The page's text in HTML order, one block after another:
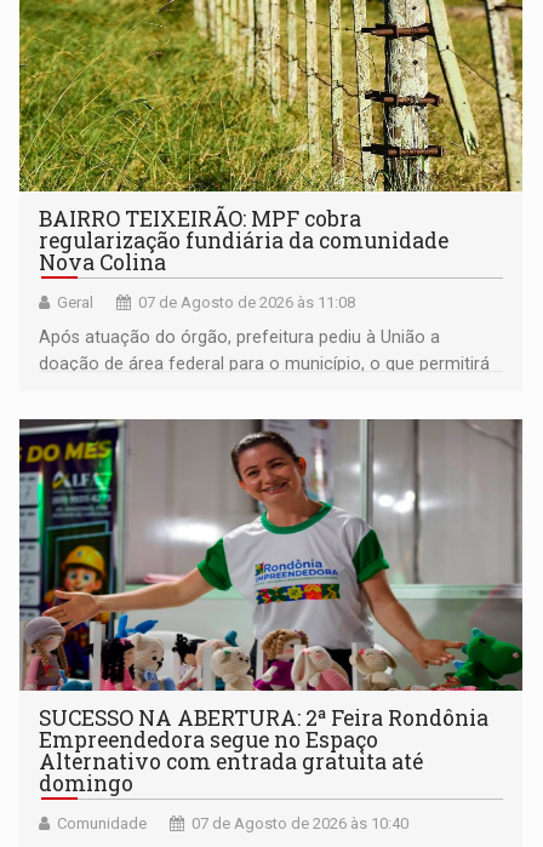
BAIRRO TEIXEIRÃO: MPF cobra
regularização fundiária da comunidade
Nova Colina
Geral 07 de Agosto de 2026 às 11:08
Após atuação do órgão, prefeitura pediu à União a
doação de área federal para o município, o que permitirá
SUCESSO NA ABERTURA: 2ª Feira Rondônia
Empreendedora segue no Espaço
Alternativo com entrada gratuita até
domingo
Comunidade 07 de Agosto de 2026 às 10:40